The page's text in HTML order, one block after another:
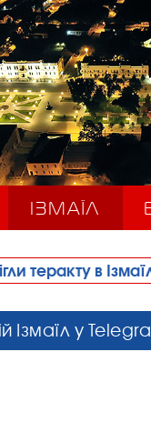
ІЗМАЇЛ
затримано
Ізмаїл у